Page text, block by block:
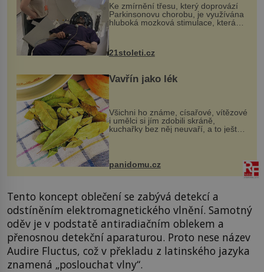
Ke zmírnění třesu, který doprovází
Parkinsonovu chorobu, je využívána
hluboká mozková stimulace, která
však vyžaduje vysoce invazivní
zákrok. Ultrazvuk zase není vhodný
k dostatečně přesnému zacílení ...
21stoleti.cz
Vavřín jako lék
Všichni ho známe, císařové, vítězové
i umělci si jím zdobili skráně,
kuchařky bez něj neuvaří, a to ještě
nevíte, že bobkový list může výrazně
zmírnit některé naše neduhy.
Obsahuje v malém množství ně...
panidomu.cz
Tento koncept oblečení se zabývá detekcí a
odstíněním elektromagnetického vlnění. Samotný
oděv je v podstatě antiradiačním oblekem a
přenosnou detekční aparaturou. Proto nese název
Audire Fluctus, což v překladu z latinského jazyka
znamená „poslouchat vlny“.